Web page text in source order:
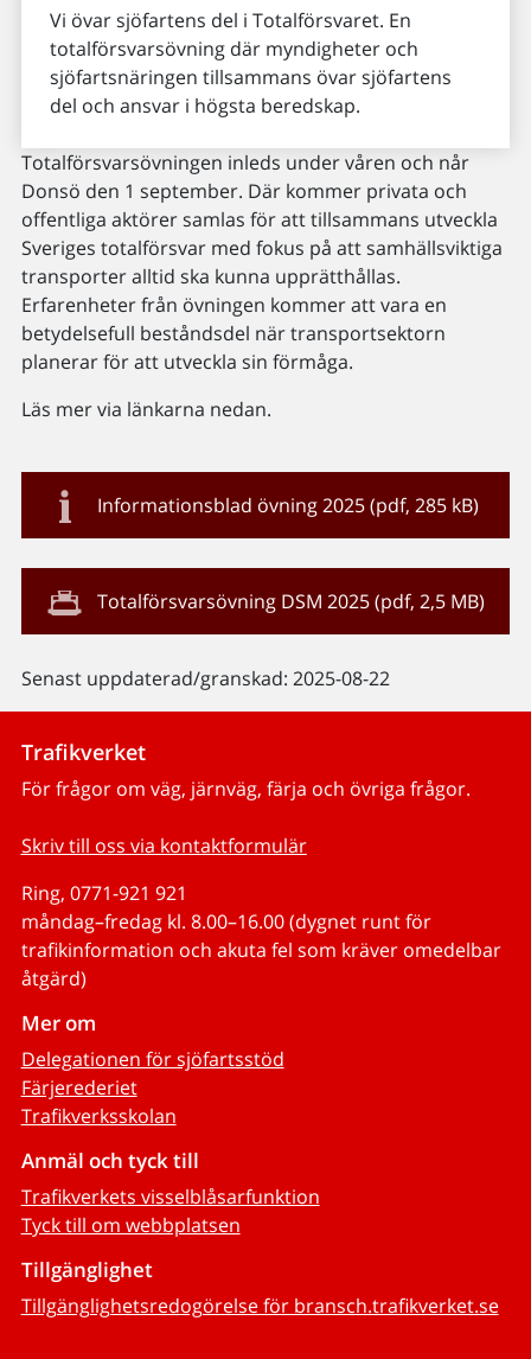
Vi övar sjöfartens del i Totalförsvaret. En
totalförsvarsövning där myndigheter och
sjöfartsnäringen tillsammans övar sjöfartens
del och ansvar i högsta beredskap.
Totalförsvarsövningen inleds under våren och når
Donsö den 1 september. Där kommer privata och
offentliga aktörer samlas för att tillsammans utveckla
Sveriges totalförsvar med fokus på att samhällsviktiga
transporter alltid ska kunna upprätthållas.
Erfarenheter från övningen kommer att vara en
betydelsefull beståndsdel när transportsektorn
planerar för att utveckla sin förmåga.
Läs mer via länkarna nedan.
Informationsblad övning 2025 (pdf, 285 kB)
Totalförsvarsövning DSM 2025 (pdf, 2,5 MB)
Senast uppdaterad/granskad: 2025-08-22
Trafikverket
För frågor om väg, järnväg, färja och övriga frågor.
Skriv till oss via kontaktformulär
Ring, 0771-921 921
måndag–fredag kl. 8.00–16.00 (dygnet runt för
trafikinformation och akuta fel som kräver omedelbar
åtgärd)
Mer om
Delegationen för sjöfartsstöd
Färjerederiet
Trafikverksskolan
Anmäl och tyck till
Trafikverkets visselblåsarfunktion
Tyck till om webbplatsen
Tillgänglighet
Tillgänglighetsredogörelse för bransch.trafikverket.se